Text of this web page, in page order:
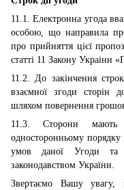
11.1. Електронна угода
особою, що направила
про прийняття цієї
статті 11 Закону Украіни
11.2. До закінчення
взаємної згоди сторін
шляхом повернення
11.3. Сторони
односторонньому порядку
умов даної Угоди та
законодавством України.
Звертаємо Вашу увагу,